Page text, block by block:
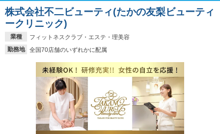
業種
フィットネスクラブ・エステ・理美容
勤務地
全国70店舗のいずれかに配属
株式会社不二ビューティ(たかの友梨ビューティ
ークリニック)